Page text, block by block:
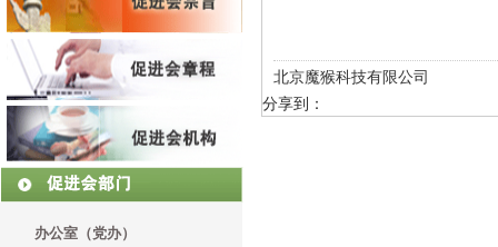
办公室（党办）
北京魔猴科技有限公司
分享到：